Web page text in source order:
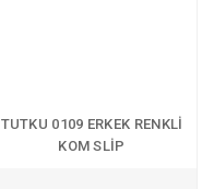
TUTKU 0109 ERKEK RENKLİ
KOM SLİP